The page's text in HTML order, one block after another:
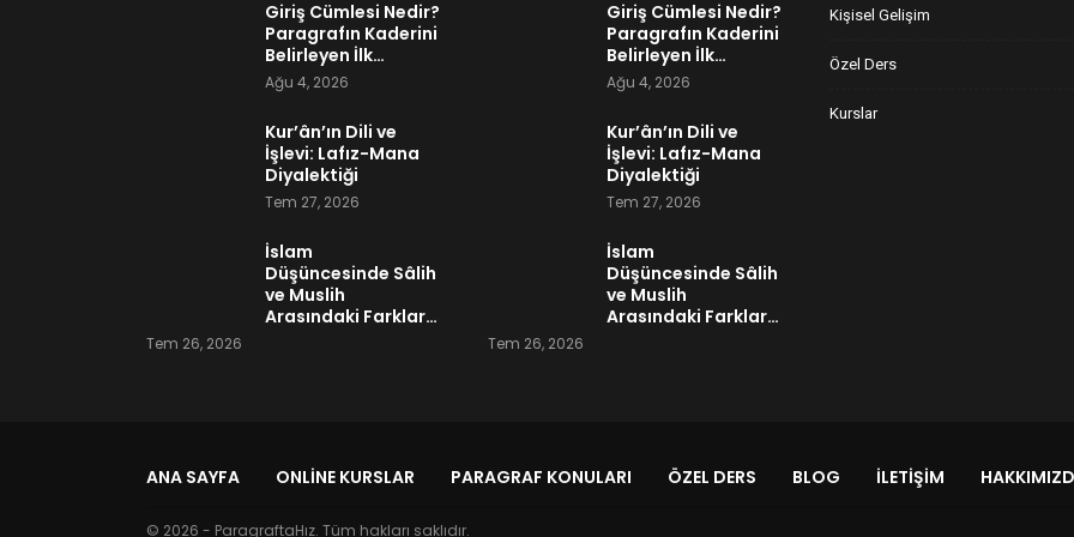
Giriş Cümlesi Nedir?
Paragrafın Kaderini
Belirleyen İlk…
Ağu 4, 2026
Kur’ân’ın Dili ve
İşlevi: Lafız-Mana
Diyalektiği
Tem 27, 2026
İslam
Düşüncesinde Sâlih
ve Muslih
Arasındaki Farklar…
Tem 26, 2026
Giriş Cümlesi Nedir?
Paragrafın Kaderini
Belirleyen İlk…
Ağu 4, 2026
Kur’ân’ın Dili ve
İşlevi: Lafız-Mana
Diyalektiği
Tem 27, 2026
İslam
Düşüncesinde Sâlih
ve Muslih
Arasındaki Farklar…
Tem 26, 2026
Kişisel Gelişim
Özel Ders
Kurslar
ANA SAYFA ONLINE KURSLAR PARAGRAF KONULARI ÖZEL DERS BLOG İLETIŞIM
© 2026 - ParagraftaHız. Tüm hakları saklıdır.